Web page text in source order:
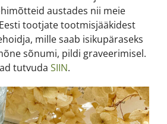
austades nii meie
tootjate tootmisjääkidest
mille saab isikupäraseks
sõnumi, pildi graveerimisel.
tutvuda SIIN.